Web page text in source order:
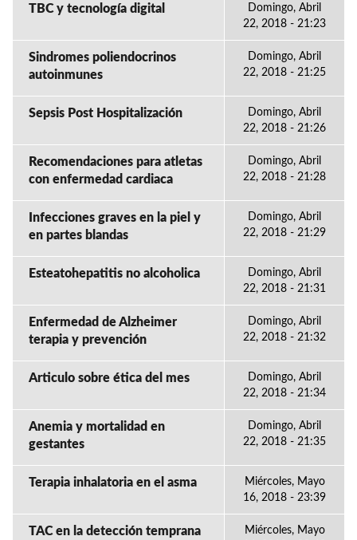
TBC y tecnología digital
Domingo, Abril
22, 2018 - 21:23
Sindromes poliendocrinos
autoinmunes
Domingo, Abril
22, 2018 - 21:25
Sepsis Post Hospitalización
Domingo, Abril
22, 2018 - 21:26
Recomendaciones para atletas
con enfermedad cardiaca
Domingo, Abril
22, 2018 - 21:28
Infecciones graves en la piel y
en partes blandas
Domingo, Abril
22, 2018 - 21:29
Esteatohepatitis no alcoholica
Domingo, Abril
22, 2018 - 21:31
Enfermedad de Alzheimer
terapia y prevención
Domingo, Abril
22, 2018 - 21:32
Articulo sobre ética del mes
Domingo, Abril
22, 2018 - 21:34
Anemia y mortalidad en
gestantes
Domingo, Abril
22, 2018 - 21:35
Terapia inhalatoria en el asma
Miércoles, Mayo
16, 2018 - 23:39
TAC en la detección temprana
Miércoles, Mayo